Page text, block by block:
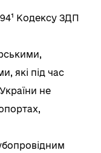
Кодексу ЗДП
які під час
не